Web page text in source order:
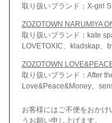
取り扱いブランド：X-girl
ZOZOTOWN NARUMIYA
取り扱いブランド：kate
LOVETOXIC、kladskap、
ZOZOTOWN
取り扱いブランド：After
Love&Peace&Money、
お客様にはご不便をおかけ
うお願い申し上げます。